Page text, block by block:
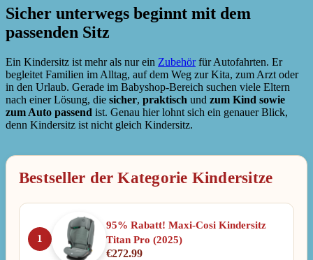
Sicher unterwegs beginnt mit dem
passenden Sitz
Ein Kindersitz ist mehr als nur ein Zubehörfür Autofahrten. Er
begleitet Familien im Alltag, auf dem Weg zur Kita, zum Arzt oder
in den Urlaub. Gerade im Babyshop-Bereich suchen viele Eltern
nach einer Lösung, die sicher, praktisch und zum Kind sowie
zum Auto passend ist. Genau hier lohnt sich ein genauer Blick,
denn Kindersitz ist nicht gleich Kindersitz.
Bestseller der Kategorie Kindersitze
1
95% Rabatt! Maxi-Cosi Kindersitz
Titan Pro (2025)
€272.99